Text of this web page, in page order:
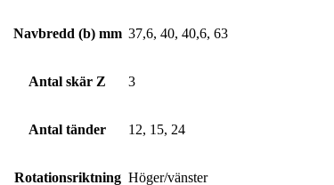
Navbredd (b) mm 37,6, 40, 40,6, 63
Antal skär Z 3
Antal tänder 12, 15, 24
Rotationsriktning Höger/vänster